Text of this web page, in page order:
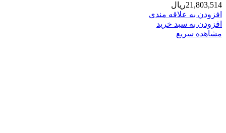
21,803,514ریال
افزودن به علاقه مندی
افزودن به سبد خرید
مشاهده سریع